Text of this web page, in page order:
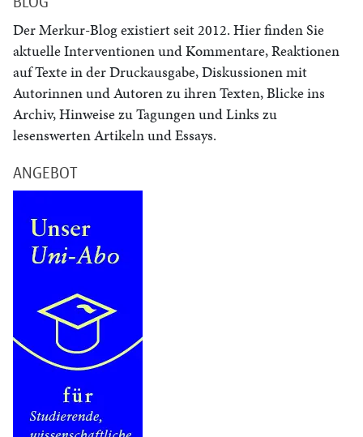
Der Merkur-Blog existiert seit 2012. Hier finden Sie
aktuelle Interventionen und Kommentare, Reaktionen
auf Texte in der Druckausgabe, Diskussionen mit
Autorinnen und Autoren zu ihren Texten, Blicke ins
Archiv, Hinweise zu Tagungen und Links zu
lesenswerten Artikeln und Essays.
ANGEBOT